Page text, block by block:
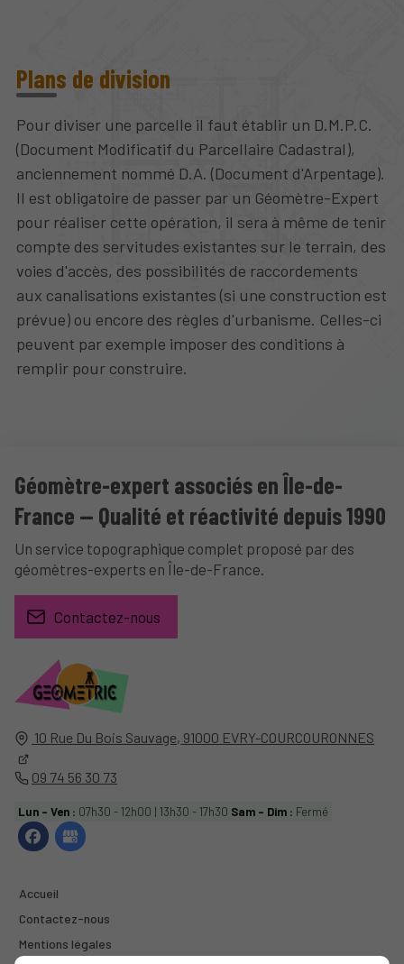
Plans de division
Pour diviser une parcelle il faut établir un D.M.P.C.
(Document Modificatif du Parcellaire Cadastral),
anciennement nommé D.A. (Document d'Arpentage).
Il est obligatoire de passer par un Géomètre-Expert
pour réaliser cette opération, il sera à même de tenir
compte des servitudes existantes sur le terrain, des
voies d'accès, des possibilités de raccordements
aux canalisations existantes (si une construction est
prévue) ou encore des règles d'urbanisme. Celles-ci
peuvent par exemple imposer des conditions à
remplir pour construire.
10 Rue Du Bois Sauvage, 91000 EVRY-COURCOURONNES
09 74 56 30 73
Lun - Ven : 07h30 - 12h00 | 13h30 - 17h30 Sam - Dim : Fermé
Accueil
Contactez-nous
Mentions légales
Géomètre-expert associés en Île-de-
France — Qualité et réactivité depuis 1990
Un service topographique complet proposé par des
géomètres-experts en Île-de-France.
Contactez-nous